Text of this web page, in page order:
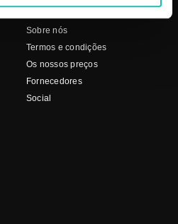
Sobre nós
Termos e condições
Os nossos preços
Fornecedores
Social